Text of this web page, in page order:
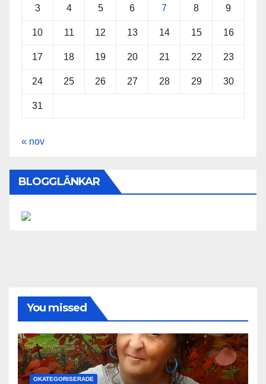
3 4 5 6 7 8 9
10 11 12 13 14 15 16
17 18 19 20 21 22 23
24 25 26 27 28 29 30
31
« nov
BLOGGLÄNKAR
You missed
OKATEGORISERADE